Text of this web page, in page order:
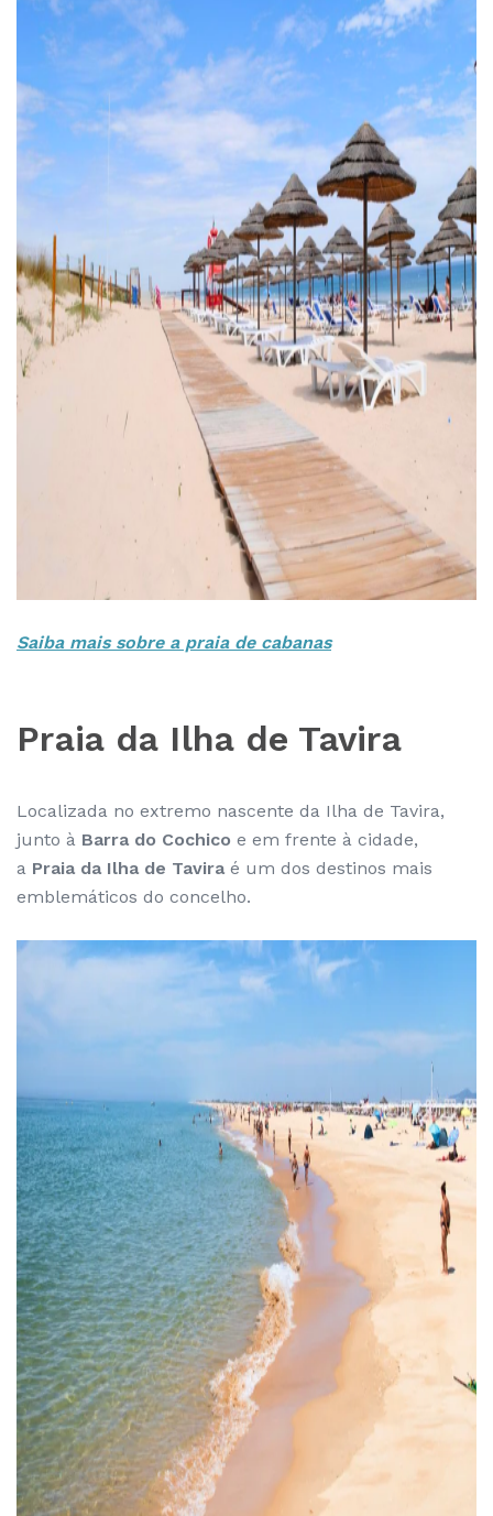
Saiba mais sobre a praia de cabanas
Praia da Ilha de Tavira
Localizada no extremo nascente da Ilha de Tavira,
junto à Barra do Cochico e em frente à cidade,
a Praia da Ilha de Tavira é um dos destinos mais
emblemáticos do concelho.